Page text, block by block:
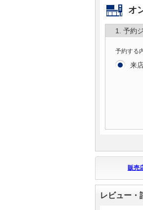
オ
1. 予約
予約する
来
販売
レビュー・